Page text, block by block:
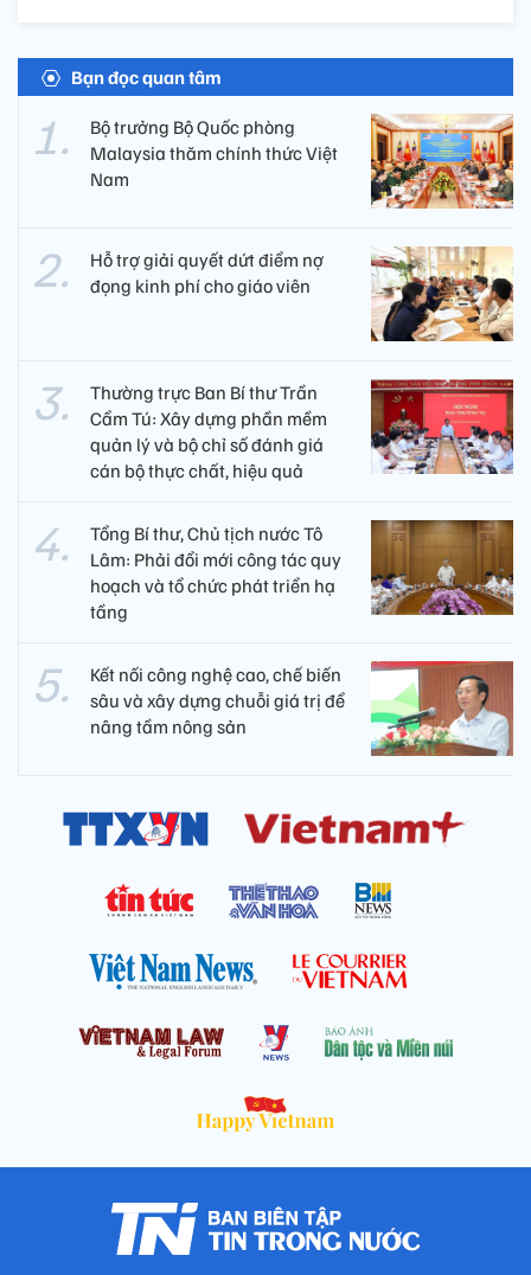
Bạn đọc quan tâm
Bộ trưởng Bộ Quốc phòng
Malaysia thăm chính thức Việt
Nam
Hỗ trợ giải quyết dứt điểm nợ
đọng kinh phí cho giáo viên
Thường trực Ban Bí thư Trần
Cẩm Tú: Xây dựng phần mềm
quản lý và bộ chỉ số đánh giá
cán bộ thực chất, hiệu quả
Tổng Bí thư, Chủ tịch nước Tô
Lâm: Phải đổi mới công tác quy
hoạch và tổ chức phát triển hạ
tầng
Kết nối công nghệ cao, chế biến
sâu và xây dựng chuỗi giá trị để
nâng tầm nông sản